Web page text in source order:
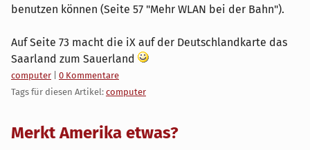
benutzen können (Seite 57 "Mehr WLAN bei der Bahn").
Auf Seite 73 macht die iX auf der Deutschlandkarte das
Saarland zum Sauerland
Kategorien:
computer
0 Kommentare
Tags für diesen Artikel: computer
Merkt Amerika etwas?